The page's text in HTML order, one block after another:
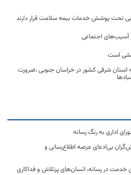
آسیب‌های اجتماعی
است
استان شرقی کشور در خراسان جنوبی ،ضرورت
اداری به رنگ رسانه
بی‌ادعای عرصه اطلاع‌رسانی و
خدمت در رسانه، انسان‌های پرتلاش و فداکاری